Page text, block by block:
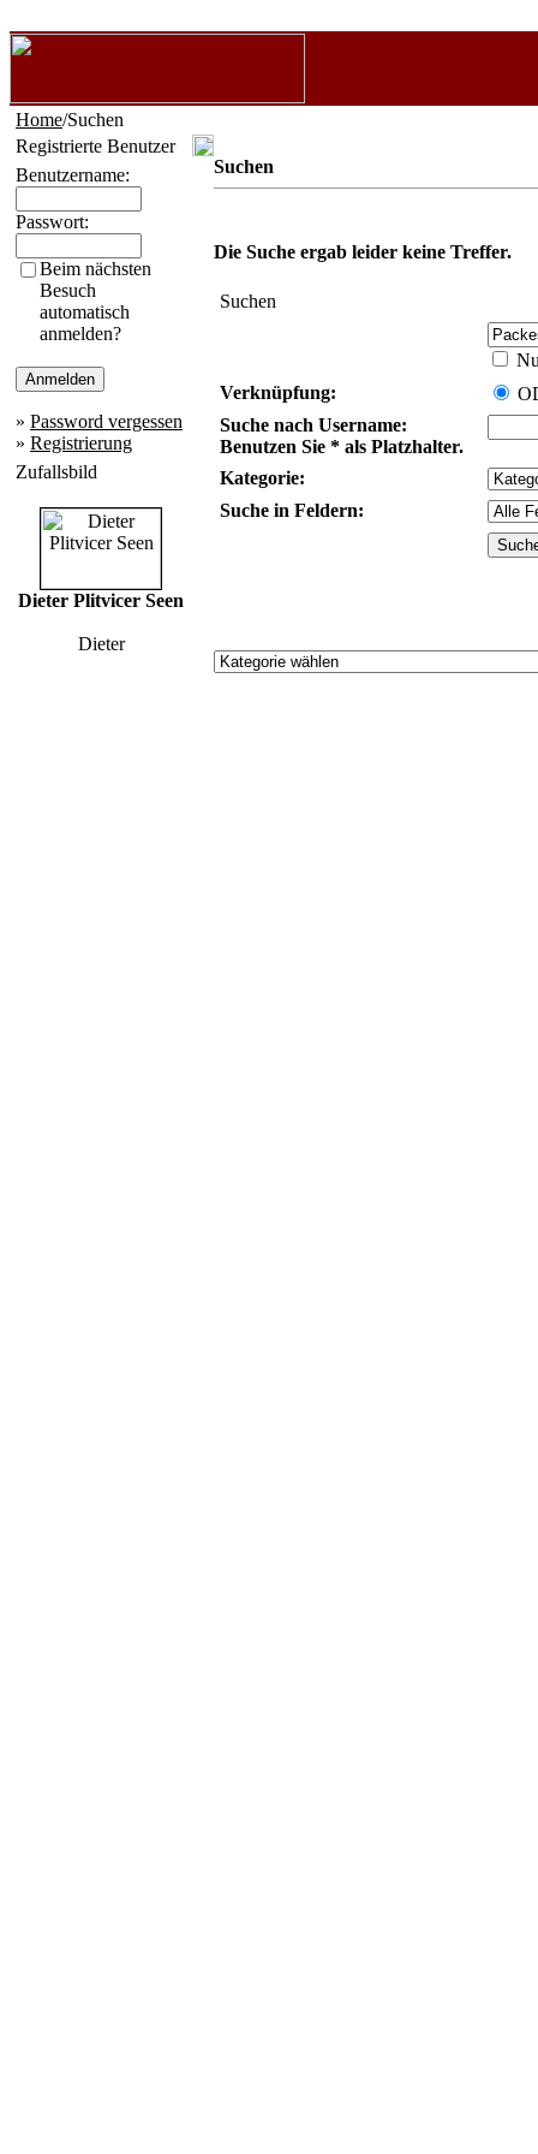
Home/Suchen
Registrierte Benutzer
Benutzername:
Passwort:
Beim nächsten
Besuch
automatisch
anmelden?
» Password vergessen
» Registrierung
Zufallsbild
Dieter Plitvicer Seen
Dieter
Suchen
Die Suche ergab leider keine Treffer.
Suchen
Verknüpfung:
Suche nach Username:
Benutzen Sie * als Platzhalter.
Kategorie:
Suche in Feldern: